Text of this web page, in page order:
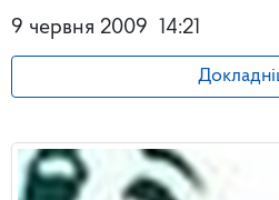
9 червня 2009
14:21